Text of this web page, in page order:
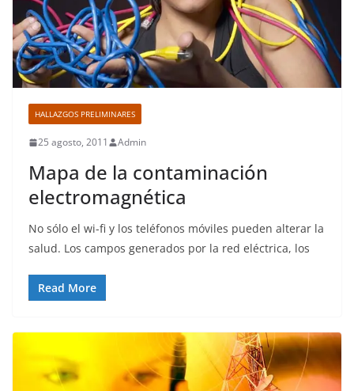
HALLAZGOS PRELIMINARES
25 agosto, 2011 Admin
Mapa de la contaminación
electromagnética
No sólo el wi-fi y los teléfonos móviles pueden alterar la
salud. Los campos generados por la red eléctrica, los
Read More